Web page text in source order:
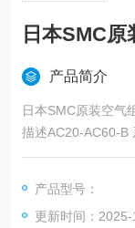
日本SMC
产品简介
日本SMC原装空气
描述AC20-AC60-B
器
详细
●追加定制规格
产品型号：
更新时间：